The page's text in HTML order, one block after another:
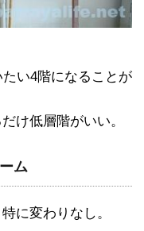
い4階になることが
け低層階がいい。
ム
に変わりなし。